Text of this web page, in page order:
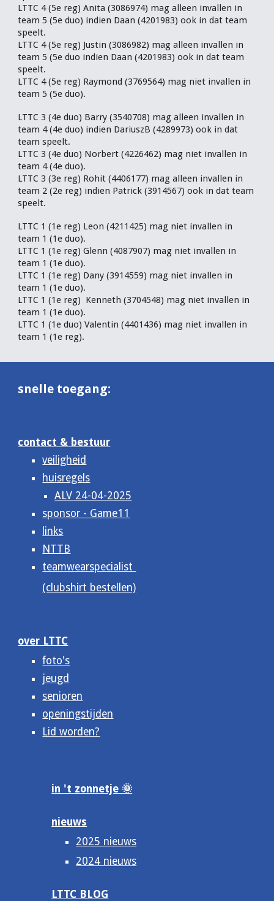
LTTC 4 (5e reg) Anita (3086974) mag alleen invallen in
team 5 (5e duo) indien Daan (4201983) ook in dat team
speelt.
LTTC 4 (5e reg) Justin (3086982) mag alleen invallen in
team 5 (5e duo indien Daan (4201983) ook in dat team
speelt.
LTTC 4 (5e reg) Raymond (3769564) mag niet invallen in
team 5 (5e duo).
LTTC 3 (4e duo) Barry (3540708) mag alleen invallen in
team 4 (4e duo) indien DariuszB (4289973) ook in dat
team speelt.
LTTC 3 (4e duo) Norbert (4226462) mag niet invallen in
team 4 (4e duo).
LTTC 3 (3e reg) Rohit (4406177) mag alleen invallen in
team 2 (2e reg) indien Patrick (3914567) ook in dat team
speelt.
LTTC 1 (1e reg) Leon (4211425) mag niet invallen in
team 1 (1e duo).
LTTC 1 (1e reg) Glenn (4087907) mag niet invallen in
team 1 (1e duo).
LTTC 1 (1e reg) Dany (3914559) mag niet invallen in
team 1 (1e duo).
LTTC 1 (1e reg) Kenneth (3704548) mag niet invallen in
team 1 (1e duo).
LTTC 1 (1e duo) Valentin (4401436) mag niet invallen in
team 1 (1e reg).
snelle toegang:
contact & bestuur
veiligheid
huisregels
ALV 24-04-2025
sponsor - Game11
links
NTTB
teamwearspecialist
(clubshirt bestellen)
over LTTC
foto's
jeugd
senioren
openingstijden
Lid worden?
in 't zonnetje 🌞
nieuws
2025 nieuws
2024 nieuws
LTTC BLOG